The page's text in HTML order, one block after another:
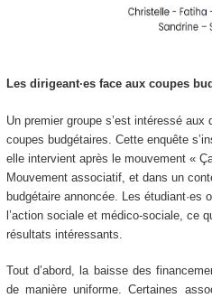
Les dirigeant·es face aux coupes
Un premier groupe s’est intéressé aux
coupes budgétaires. Cette enquête
elle intervient après le mouvement «
Mouvement associatif, et dans un
budgétaire annoncée. Les étudiant·es
l’action sociale et médico-sociale, ce
résultats intéressants.
Tout d’abord, la baisse des
de manière uniforme. Certaines